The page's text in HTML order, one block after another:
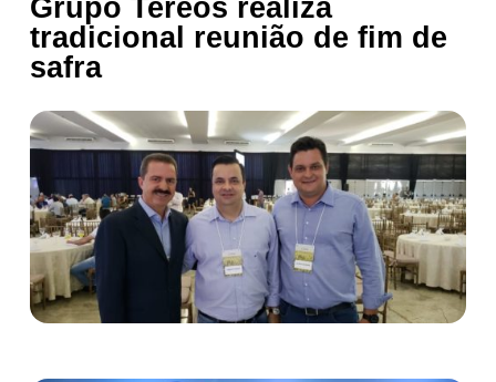
Grupo Tereos realiza
tradicional reunião de fim de
safra